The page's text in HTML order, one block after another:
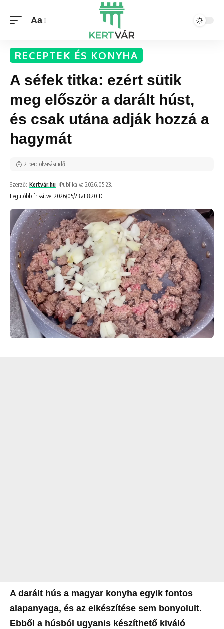
Aa
RECEPTEK ÉS KONYHA
A séfek titka: ezért sütik
meg először a darált húst,
és csak utána adják hozzá a
hagymát
Legutóbb frissítve: 2026/05/23 at 8:20 DE.
Szerző: Kertvár.hu Publikálva 2026.05.23.
2 perc olvasási idő
A darált hús a magyar konyha egyik fontos
alapanyaga, és az elkészítése sem bonyolult.
Ebből a húsból ugyanis készíthető kiváló